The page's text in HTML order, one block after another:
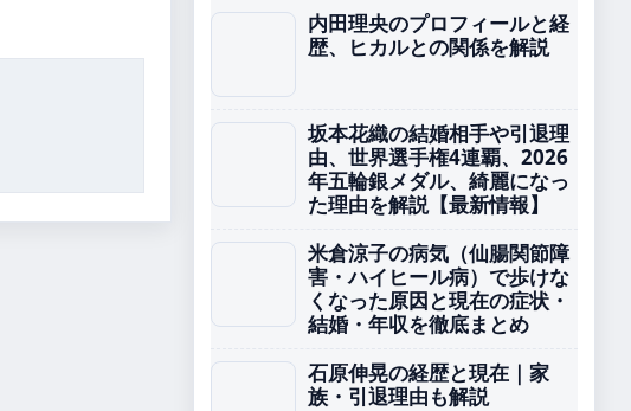
内田理央のプロフィールと経
歴、ヒカルとの関係を解説
坂本花織の結婚相手や引退理
由、世界選手権4連覇、2026
年五輪銀メダル、綺麗になっ
た理由を解説【最新情報】
米倉涼子の病気（仙腸関節障
害・ハイヒール病）で歩けな
くなった原因と現在の症状・
結婚・年収を徹底まとめ
石原伸晃の経歴と現在｜家
族・引退理由も解説